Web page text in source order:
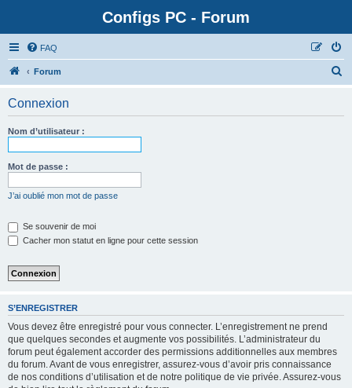
Configs PC - Forum
FAQ
Forum
Connexion
Nom d’utilisateur :
Mot de passe :
J’ai oublié mon mot de passe
Se souvenir de moi
Cacher mon statut en ligne pour cette session
S’ENREGISTRER
Vous devez être enregistré pour vous connecter. L’enregistrement ne prend
que quelques secondes et augmente vos possibilités. L’administrateur du
forum peut également accorder des permissions additionnelles aux membres
du forum. Avant de vous enregistrer, assurez-vous d’avoir pris connaissance
de nos conditions d’utilisation et de notre politique de vie privée. Assurez-vous